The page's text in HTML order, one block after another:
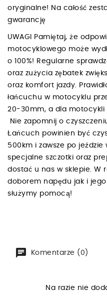
oryginalne! Na całość
gwarancję
UWAGI Pamiętaj, że
motocyklowego może
o 100%! Regularne
oraz zużycia zębatek
oraz komfort jazdy.
łańcuchu w motocyklu
20-30mm, a dla motocykli
Nie zapomnij o
Łańcuch powinien być
500km i zawsze po
specjalne szczotki oraz
dostać u nas w sklepie. W
doborem napędu jak i
służymy pomocą!
Komentarze (0)
Na razie nie